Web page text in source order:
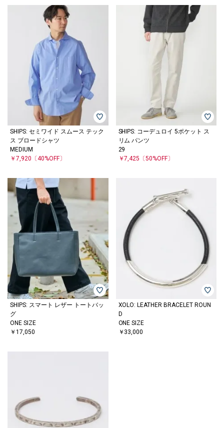
SHIPS: セミワイド スムース テック
ス ブロードシャツ
MEDIUM
￥7,920 〔40%OFF〕
SHIPS: コーデュロイ 5ポケット ス
リム パンツ
29
￥7,425 〔50%OFF〕
SHIPS: スマート レザー トートバッ
グ
ONE SIZE
￥17,050
XOLO: LEATHER BRACELET ROUN
D
ONE SIZE
￥33,000